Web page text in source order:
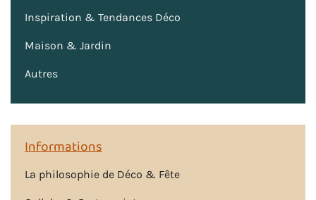
Inspiration & Tendances Déco
Maison & Jardin
Autres
Informations
La philosophie de Déco & Fête